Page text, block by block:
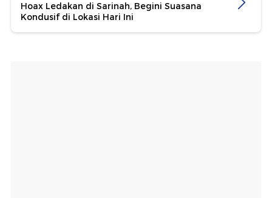
Hoax Ledakan di Sarinah, Begini Suasana
Kondusif di Lokasi Hari Ini